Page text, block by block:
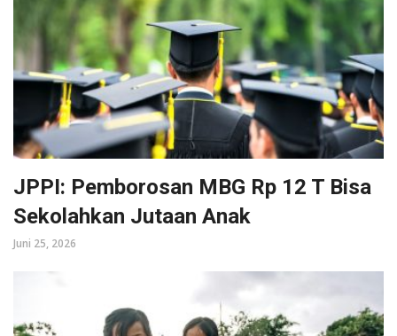
JPPI: Pemborosan MBG Rp 12 T Bisa
Sekolahkan Jutaan Anak
Juni 25, 2026